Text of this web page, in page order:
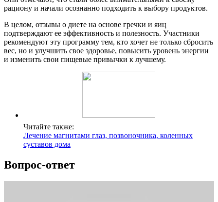
рациону и начали осознанно подходить к выбору продуктов.
В целом, отзывы о диете на основе гречки и яиц
подтверждают ее эффективность и полезность. Участники
рекомендуют эту программу тем, кто хочет не только сбросить
вес, но и улучшить свое здоровье, повысить уровень энергии
и изменить свои пищевые привычки к лучшему.
Читайте также:
Лечение магнитами глаз, позвоночника, коленных
суставов дома
Вопрос-ответ